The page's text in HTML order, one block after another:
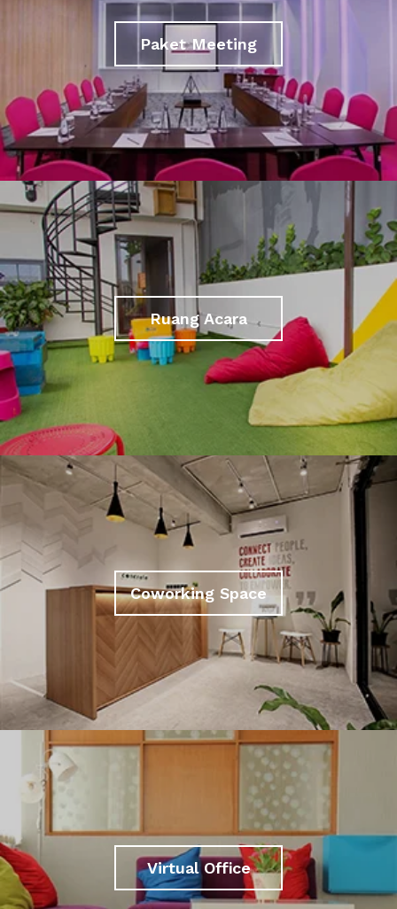
Paket Meeting
Ruang Acara
Coworking Space
Virtual Office